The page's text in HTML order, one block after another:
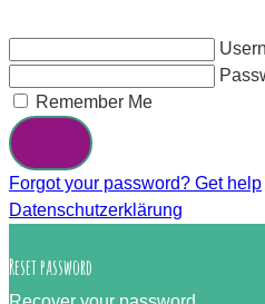
Remember Me
Forgot your password? Get help
Datenschutzerklärung
Reset password